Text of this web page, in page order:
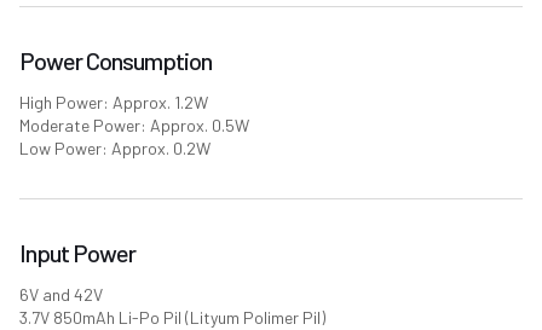
Power Consumption
High Power: Approx. 1.2W
Moderate Power: Approx. 0.5W
Low Power: Approx. 0.2W
Input Power
6V and 42V
3.7V 850mAh Li-Po Pil (Lityum Polimer Pil)